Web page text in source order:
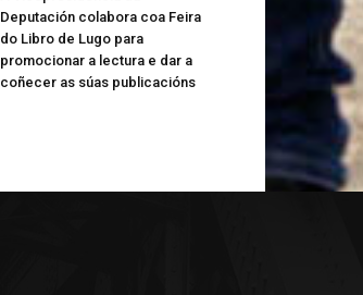
Deputación colabora coa Feira
do Libro de Lugo para
promocionar a lectura e dar a
coñecer as súas publicacións